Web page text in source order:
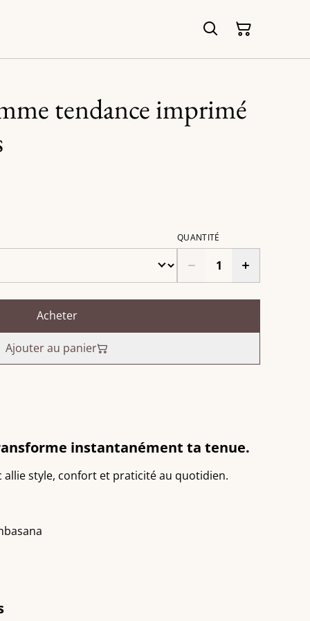
tendance imprimé
QUANTITÉ
Acheter
Ajouter au panier
instantanément ta tenue.
allie style, confort et praticité au quotidien.